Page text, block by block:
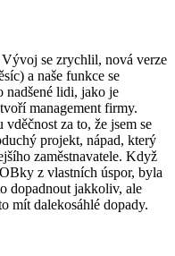
se zrychlil, nová verze
a naše funkce se
nadšené lidi, jako je
management firmy.
za to, že jsem se
projekt, nápad, který
zaměstnavatele. Když
z vlastních úspor, byla
dopadnout jakkoliv, ale
mít dalekosáhlé dopady.